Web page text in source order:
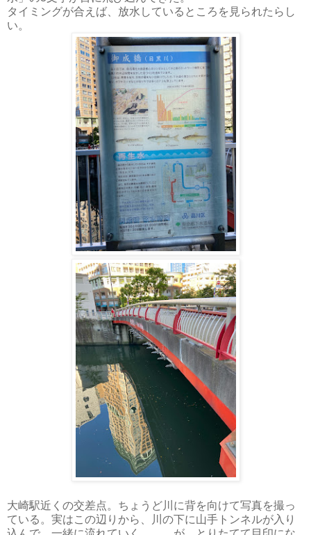
タイミングが合えば、放水しているところを見られたらし
い。
大崎駅近くの交差点。ちょうど川に背を向けて写真を撮っ
ている。実はこの辺りから、川の下に山手トンネルが入り